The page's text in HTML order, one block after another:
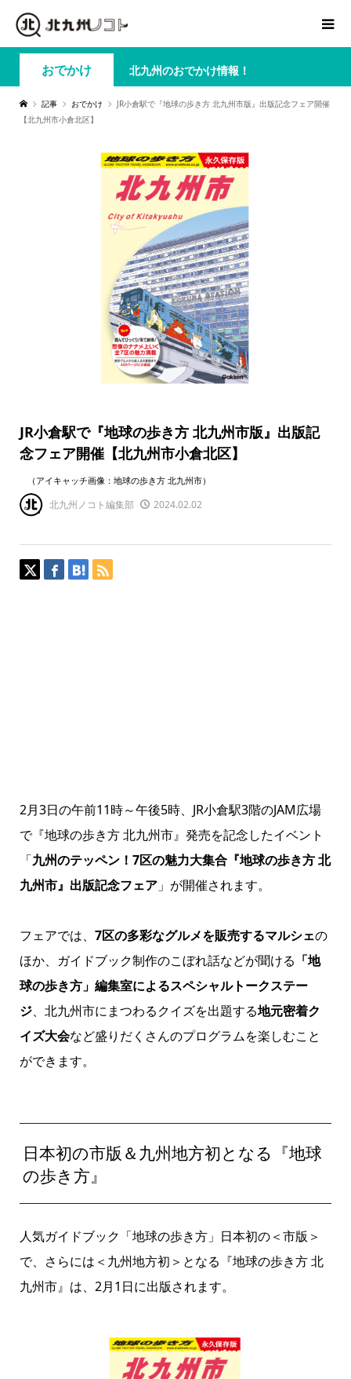
おでかけ 北九州のおでかけ情報！
記事 おでかけ
JR小倉駅で『地球の歩き方 北九州市版』出版記念フェア開催
【北九州市小倉北区】
JR小倉駅で『地球の歩き方 北九州市版』出版記
念フェア開催【北九州市小倉北区】
（アイキャッチ画像：地球の歩き方 北九州市）
北九州ノコト編集部 2024.02.02
2月3日の午前11時～午後5時、JR小倉駅3階のJAM広場
で『地球の歩き方 北九州市』発売を記念したイベント
「九州のテッペン！7区の魅力大集合『地球の歩き方 北
九州市』出版記念フェア」が開催されます。
フェアでは、 7区の多彩なグルメを販売するマルシェの
ほか、ガイドブック制作のこぼれ話などが聞ける 「地
球の歩き方」編集室によるスペシャルトークステー
ジ、北九州市にまつわるクイズを出題する地元密着ク
イズ大会など盛りだくさんのプログラムを楽しむこと
ができます。
日本初の市版＆九州地方初となる『地球
の歩き方』
人気ガイドブック「地球の歩き方」日本初の＜市版＞
で、さらには＜九州地方初＞となる『地球の歩き方 北
九州市』は、2月1日に出版されます。